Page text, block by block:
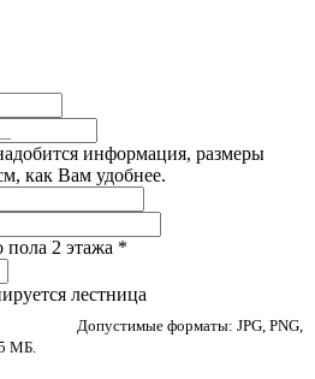
информация, размеры
как Вам удобнее.
пола 2 этажа *
лестница
Допустимые форматы: JPG, PNG,
МБ.